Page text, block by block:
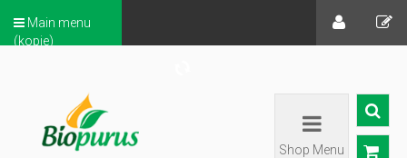
Main menu
(kopie)
Shop Menu